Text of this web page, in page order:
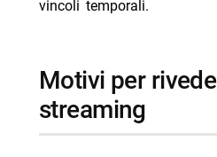
vincoli temporali.
motivi per rivedere L’allieva in
streaming